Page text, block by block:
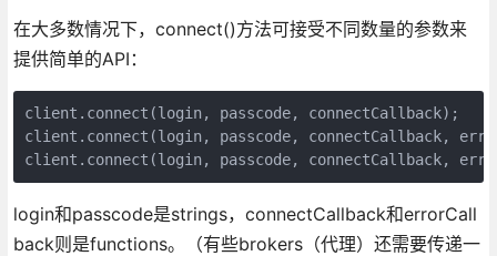
在大多数情况下，connect()方法可接受不同数量的参数来
提供简单的API：
client.connect(login, passcode, connectCallback);
client.connect(login, passcode, connectCallback,
client.connect(login, passcode, connectCallback,
login和passcode是strings，connectCallback和errorCall
back则是functions。（有些brokers（代理）还需要传递一